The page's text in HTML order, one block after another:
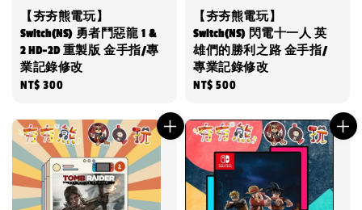
【夯夯熊電玩】
Switch(NS) 勇者鬥惡龍 1 &
2 HD-2D 重製版 金手指/專
業記錄修改
Regular
NT$ 300
【夯夯熊電玩】
Switch(NS) 閃電十一人 英
雄們的勝利之路 金手指/
專業記錄修改
Regular
NT$ 500